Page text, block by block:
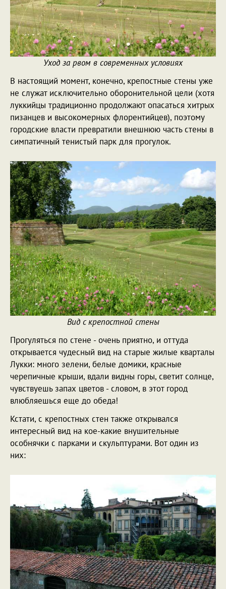
Уход за рвом в современных условиях
В настоящий момент, конечно, крепостные стены уже
не служат исключительно оборонительной цели (хотя
луккийцы традиционно продолжают опасаться хитрых
пизанцев и высокомерных флорентийцев), поэтому
городские власти превратили внешнюю часть стены в
симпатичный тенистый парк для прогулок.
Вид с крепостной стены
Прогуляться по стене - очень приятно, и оттуда
открывается чудесный вид на старые жилые кварталы
Лукки: много зелени, белые домики, красные
черепичные крыши, вдали видны горы, светит солнце,
чувствуешь запах цветов - словом, в этот город
влюбляешься еще до обеда!
Кстати, с крепостных стен также открывался
интересный вид на кое-какие внушительные
особнячки с парками и скульптурами. Вот один из
них: